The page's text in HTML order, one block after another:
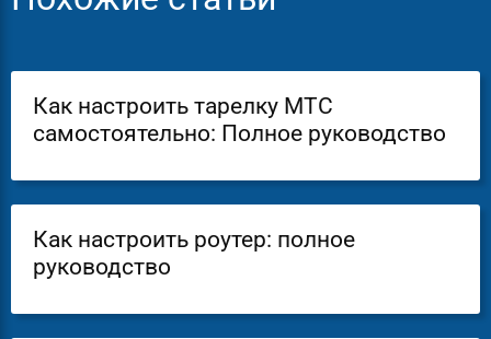
Как настроить тарелку МТС
самостоятельно: Полное руководство
Как настроить роутер: полное
руководство